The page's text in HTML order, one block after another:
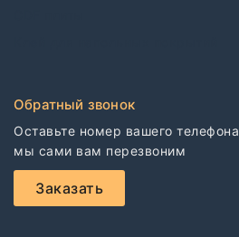
Обратный звонок
Оставьте номер вашего телефона
мы сами вам перезвоним
Заказать